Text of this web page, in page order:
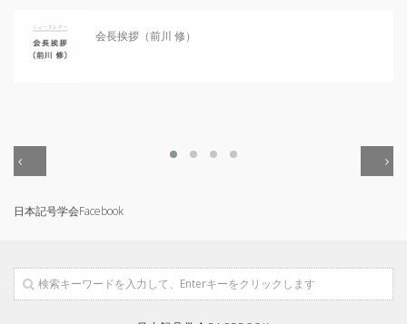
会長挨拶（前川 修）
日本記号学会Facebook